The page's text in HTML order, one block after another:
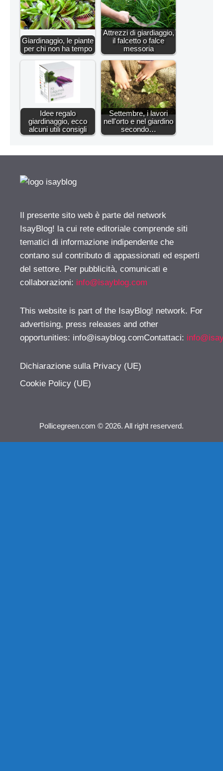
Giardinaggio, le piante
per chi non ha tempo
Attrezzi di giardiaggio,
il falcetto o falce
messoria
Idee regalo
giardinaggio, ecco
alcuni utili consigli
Settembre, i lavori
nell'orto e nel giardino
secondo…
Il presente sito web è parte del network
IsayBlog! la cui rete editoriale comprende siti
tematici di informazione indipendente che
contano sul contributo di appassionati ed esperti
del settore. Per pubblicità, comunicati e
collaborazioni: info@isayblog.com
This website is part of the IsayBlog! network. For
advertising, press releases and other
opportunities: info@isayblog.comContattaci:
Dichiarazione sulla Privacy (UE)
Cookie Policy (UE)
Pollicegreen.com © 2026. All right reserverd.